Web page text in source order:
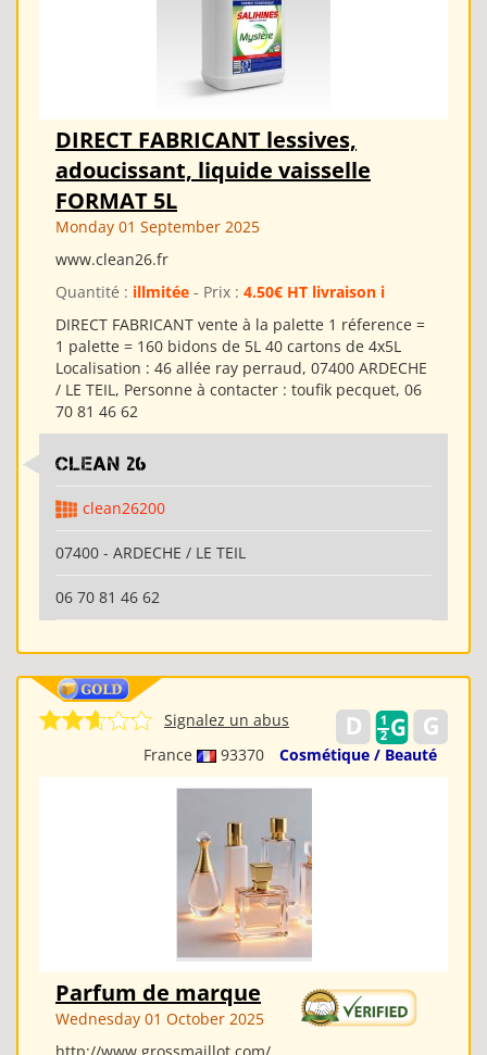
DIRECT FABRICANT lessives,
adoucissant, liquide vaisselle
FORMAT 5L
Monday 01 September 2025
www.clean26.fr
Quantité : illmitée - Prix : 4.50€ HT livraison i
DIRECT FABRICANT vente à la palette 1 réference =
1 palette = 160 bidons de 5L 40 cartons de 4x5L
Localisation : 46 allée ray perraud, 07400 ARDECHE
/ LE TEIL, Personne à contacter : toufik pecquet, 06
70 81 46 62
clean 26
clean26200
07400 - ARDECHE / LE TEIL
06 70 81 46 62
France 93370 Cosmétique / Beauté
Signalez un abus
Parfum de marque
Wednesday 01 October 2025